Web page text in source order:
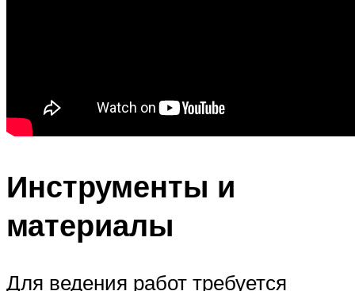
Инструменты и
материалы
Для ведения работ требуется